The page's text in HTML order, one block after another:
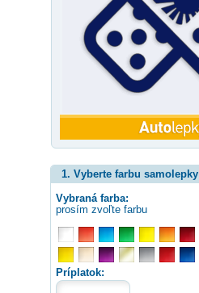
1. Vyberte farbu samolepky
Vybraná farba:
prosím zvoľte farbu
Príplatok: